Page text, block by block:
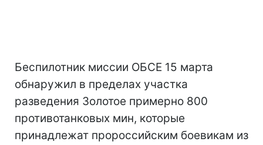
Беспилотник миссии ОБСЕ 15 марта
обнаружил в пределах участка
разведения Золотое примерно 800
противотанковых мин, которые
принадлежат пророссийским боевикам из